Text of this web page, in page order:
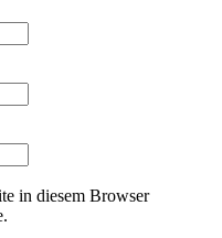
in diesem Browser